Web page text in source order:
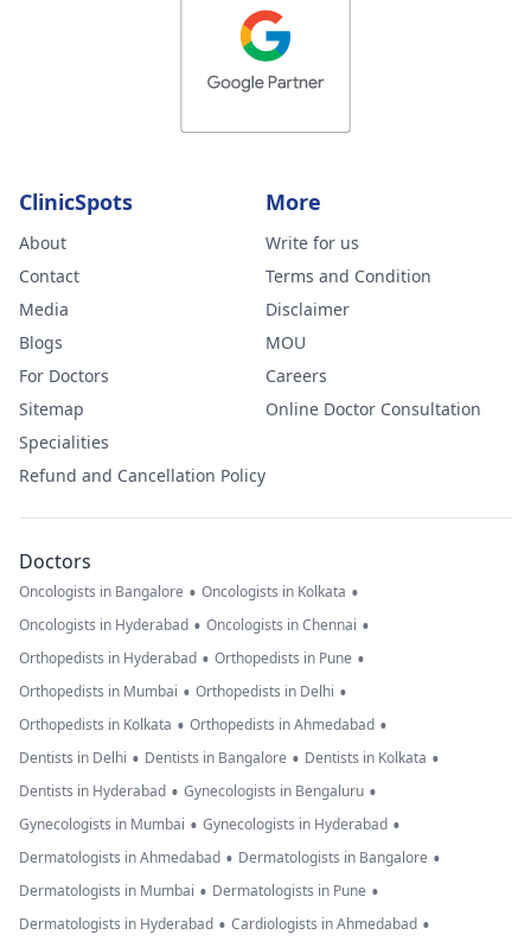
ClinicSpots
About
Contact
Media
Blogs
For Doctors
Sitemap
Specialities
Refund and Cancellation Policy
More
Write for us
Terms and Condition
Disclaimer
MOU
Careers
Online Doctor Consultation
Doctors
Oncologists in Bangalore • Oncologists in Kolkata •
Oncologists in Hyderabad • Oncologists in Chennai •
Orthopedists in Hyderabad • Orthopedists in Pune •
Orthopedists in Mumbai • Orthopedists in Delhi •
Orthopedists in Kolkata • Orthopedists in Ahmedabad •
Dentists in Delhi • Dentists in Bangalore • Dentists in Kolkata •
Dentists in Hyderabad • Gynecologists in Bengaluru •
Gynecologists in Mumbai • Gynecologists in Hyderabad •
Dermatologists in Ahmedabad • Dermatologists in Bangalore •
Dermatologists in Mumbai • Dermatologists in Pune •
Dermatologists in Hyderabad • Cardiologists in Ahmedabad •